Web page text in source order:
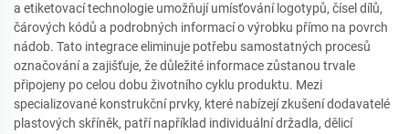
a etiketovací technologie umožňují umísťování logotypů, čísel dílů,
čárových kódů a podrobných informací o výrobku přímo na povrch
nádob. Tato integrace eliminuje potřebu samostatných procesů
označování a zajišťuje, že důležité informace zůstanou trvale
připojeny po celou dobu životního cyklu produktu. Mezi
specializované konstrukční prvky, které nabízejí zkušení dodavatelé
plastových skříněk, patří například individuální držadla, dělicí